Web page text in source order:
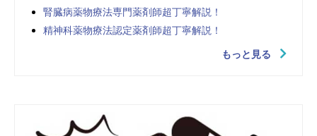
腎臓病薬物療法専門薬剤師超丁寧解説！
精神科薬物療法認定薬剤師超丁寧解説！
もっと見る